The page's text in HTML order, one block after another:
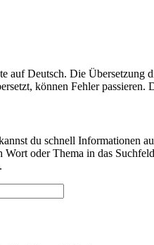
auf Deutsch. Die Übersetzung
können Fehler passieren.
du schnell Informationen
oder Thema in das